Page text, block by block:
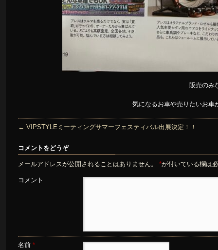
販売のみ
気になるお車や売りたいお車
← VIPSTYLEミーティングサマーフェスティバル出展決定！！
コメントをどうぞ
メールアドレスが公開されることはありません。 *が付いている欄は
コメント
名前 *